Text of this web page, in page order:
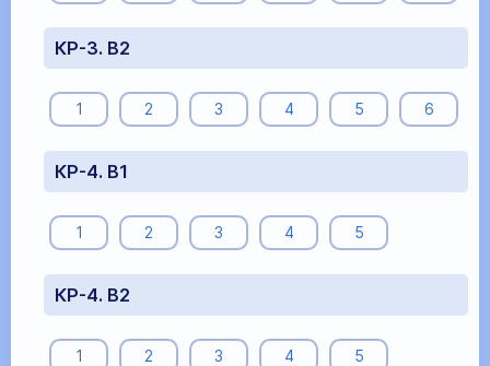
КР-3. В2
1 2 3 4 5 6
КР-4. В1
1 2 3 4 5
КР-4. В2
1 2 3 4 5